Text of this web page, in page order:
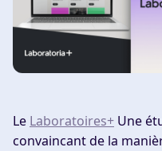
Le Laboratoires+ Une
convaincant de la